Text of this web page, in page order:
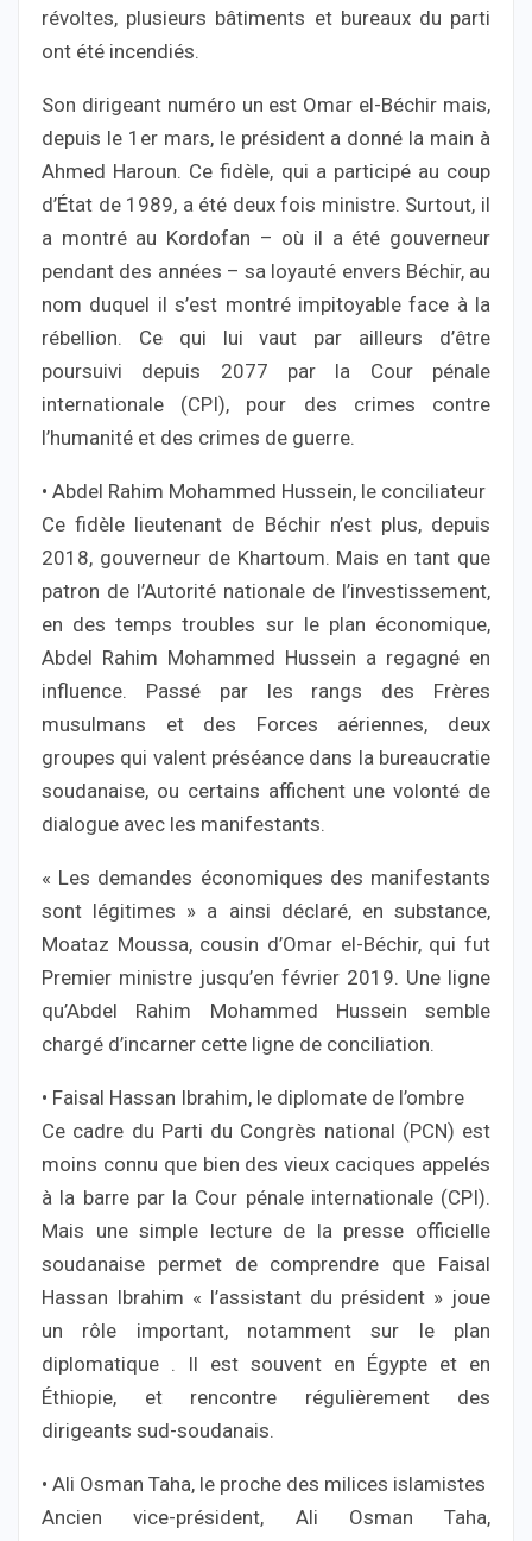
révoltes, plusieurs bâtiments et bureaux du parti
ont été incendiés.
Son dirigeant numéro un est Omar el-Béchir mais,
depuis le 1er mars, le président a donné la main à
Ahmed Haroun. Ce fidèle, qui a participé au coup
d’État de 1989, a été deux fois ministre. Surtout, il
a montré au Kordofan – où il a été gouverneur
pendant des années – sa loyauté envers Béchir, au
nom duquel il s’est montré impitoyable face à la
rébellion. Ce qui lui vaut par ailleurs d’être
poursuivi depuis 2077 par la Cour pénale
internationale (CPI), pour des crimes contre
l’humanité et des crimes de guerre.
• Abdel Rahim Mohammed Hussein, le conciliateur
Ce fidèle lieutenant de Béchir n’est plus, depuis
2018, gouverneur de Khartoum. Mais en tant que
patron de l’Autorité nationale de l’investissement,
en des temps troubles sur le plan économique,
Abdel Rahim Mohammed Hussein a regagné en
influence. Passé par les rangs des Frères
musulmans et des Forces aériennes, deux
groupes qui valent préséance dans la bureaucratie
soudanaise, ou certains affichent une volonté de
dialogue avec les manifestants.
« Les demandes économiques des manifestants
sont légitimes » a ainsi déclaré, en substance,
Moataz Moussa, cousin d’Omar el-Béchir, qui fut
Premier ministre jusqu’en février 2019. Une ligne
qu’Abdel Rahim Mohammed Hussein semble
chargé d’incarner cette ligne de conciliation.
• Faisal Hassan Ibrahim, le diplomate de l’ombre
Ce cadre du Parti du Congrès national (PCN) est
moins connu que bien des vieux caciques appelés
à la barre par la Cour pénale internationale (CPI).
Mais une simple lecture de la presse officielle
soudanaise permet de comprendre que Faisal
Hassan Ibrahim « l’assistant du président » joue
un rôle important, notamment sur le plan
diplomatique . Il est souvent en Égypte et en
Éthiopie, et rencontre régulièrement des
dirigeants sud-soudanais.
• Ali Osman Taha, le proche des milices islamistes
Ancien vice-président, Ali Osman Taha,